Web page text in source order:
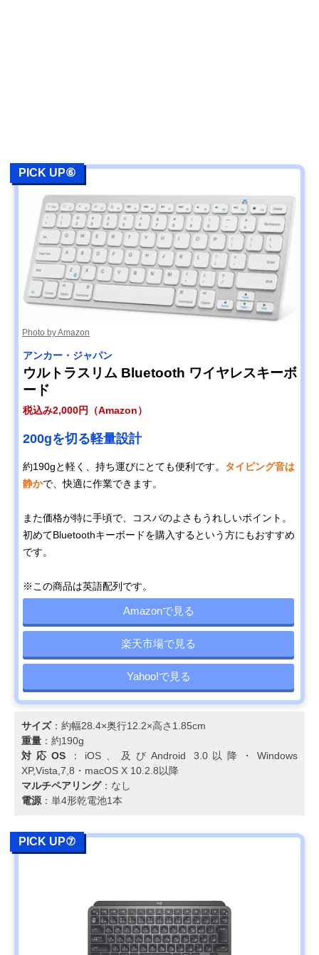
PICK UP⑥
Photo by Amazon
アンカー・ジャパン
ウルトラスリム Bluetooth ワイヤレスキーボ
ード
税込み2,000円（Amazon）
200gを切る軽量設計
約190gと軽く、持ち運びにとても便利です。 タイピング音は
静かで、快適に作業できます。
また価格が特に手頃で、コスパのよさもうれしいポイント。
初めてBluetoothキーボードを購入するという方にもおすすめ
です。
※この商品は英語配列です。
Amazonで見る
楽天市場で見る
Yahoo!で見る
サイズ：約幅28.4×奥行12.2×高さ1.85cm
重量 ：約190g
対応OS：iOS、及びAndroid 3.0以降・Windows
XP,Vista,7,8・macOS X 10.2.8以降
マルチペアリング：なし
電源 ：単4形乾電池1本
PICK UP⑦